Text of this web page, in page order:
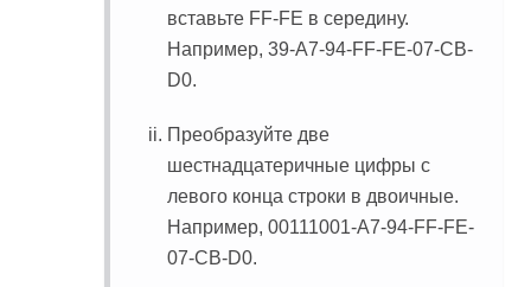
вставьте FF-FE в середину.
Например, 39-A7-94-FF-FE-07-CB-
D0.
Преобразуйте две
шестнадцатеричные цифры с
левого конца строки в двоичные.
Например, 00111001-A7-94-FF-FE-
07-CB-D0.